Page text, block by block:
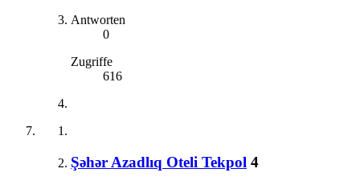
Antworten
0
Zugriffe
616
Şəhər Azadlıq Oteli Tekpol 4